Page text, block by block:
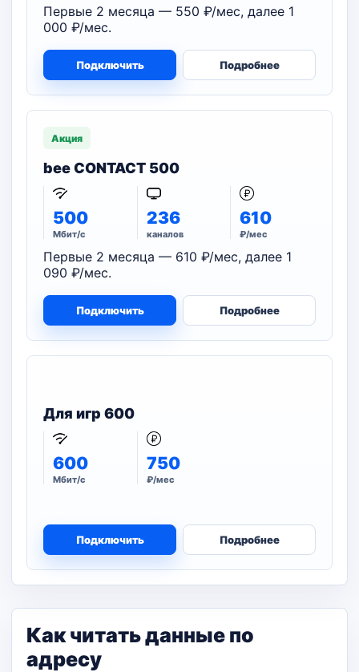
Первые 2 месяца — 550 ₽/мес, далее 1
000 ₽/мес.
Подключить Подробнее
Акция
bee CONTACT 500
500
Мбит/с
236
каналов
610
₽/мес
Первые 2 месяца — 610 ₽/мес, далее 1
090 ₽/мес.
Подключить Подробнее
Для игр 600
600
Мбит/с
750
₽/мес
Подключить Подробнее
Как читать данные по
адресу